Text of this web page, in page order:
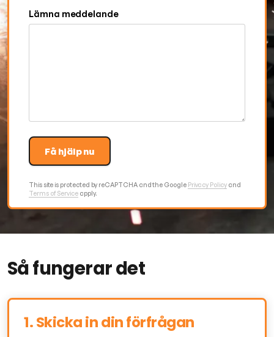
Lämna meddelande
Få hjälp nu
This site is protected by reCAPTCHA and the Google Privacy Policyand
Terms of Serviceapply.
Så fungerar det
1. Skicka in din förfrågan